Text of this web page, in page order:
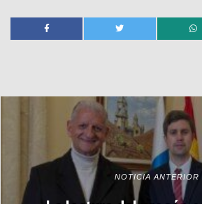
NOTICIA ANTERIOR